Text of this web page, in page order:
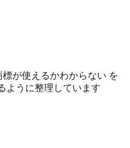
が使えるかわからない を
ように整理しています